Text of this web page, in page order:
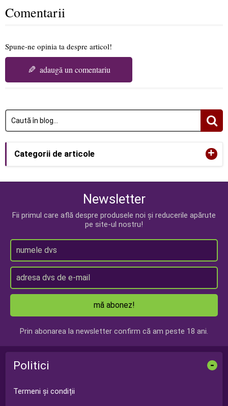
Comentarii
Spune-ne opinia ta despre articol!
✎ adaugă un comentariu
Categorii de articole +
Newsletter
Fii primul care află despre produsele noi și reducerile apărute
pe site-ul nostru!
mă abonez!
Prin abonarea la newsletter confirm că am peste 18 ani.
Politici -
Termeni și condiții